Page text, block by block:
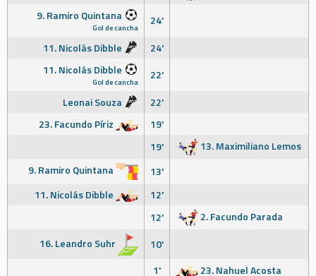
9. Ramiro Quintana
Gol de cancha
24'
11. Nicolás Dibble
24'
11. Nicolás Dibble
Gol de cancha
22'
Leonai Souza
22'
23. Facundo Píriz
19'
19'
13. Maximiliano Lemos
9. Ramiro Quintana
13'
11. Nicolás Dibble
12'
12'
2. Facundo Parada
16. Leandro Suhr
10'
1'
23. Nahuel Acosta